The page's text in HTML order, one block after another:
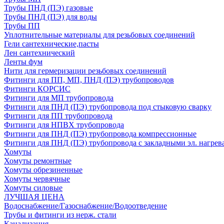
Трубы ПНД (ПЭ) газовые
Трубы ПНД (ПЭ) для воды
Трубы ПП
Уплотнительные материалы для резьбовых соединений
Гели сантехнические,пасты
Лен сантехнический
Ленты фум
Нити для гермеризации резьбовых соединений
Фитинги для ПП, МП, ПНД (ПЭ) трубопроводов
Фитинги КОРСИС
Фитинги для МП трубопровода
Фитинги для ПНД (ПЭ) трубопровода под стыковую сварку
Фитинги для ПП трубопровода
Фитинги для НПВХ трубопровода
Фитинги для ПНД (ПЭ) трубопровода компрессионные
Фитинги для ПНД (ПЭ) трубопровода с закладными эл.
Хомуты
Хомуты ремонтные
Хомуты обрезиненные
Хомуты червячные
Хомуты силовые
ЛУЧШАЯ ЦЕНА
Водоснабжение/Газоснабжение/Водоотведение
Трубы и фитинги из нерж. стали